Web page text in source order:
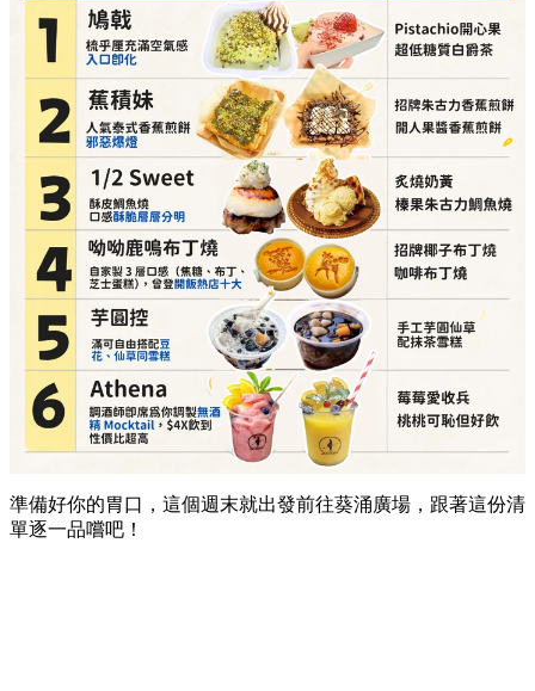
準備好你的胃口，這個週末就出發前往葵涌廣場，跟著這份清
單逐一品嚐吧！